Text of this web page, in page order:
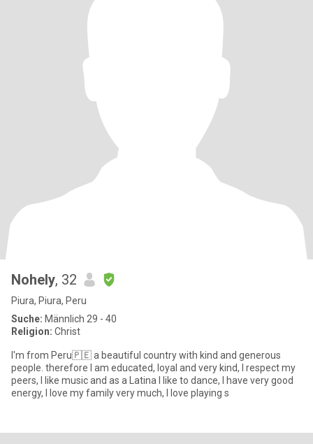
Nohely, 32
Piura, Piura, Peru
Suche: Männlich 29 - 40
Religion: Christ
I'm from Peru🇵🇪 a beautiful country with kind and generous
people. therefore I am educated, loyal and very kind, I respect my
peers, I like music and as a Latina I like to dance, I have very good
energy, I love my family very much, I love playing s